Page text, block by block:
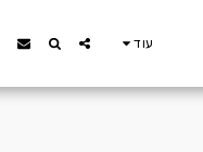
עוד